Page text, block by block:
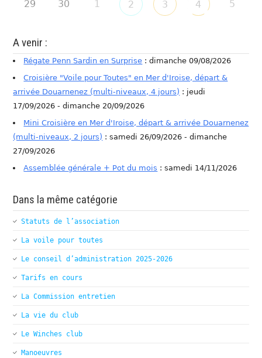
29 30 1 2 3 4 5
A venir :
Régate Penn Sardin en Surprise : dimanche 09/08/2026
Croisière "Voile pour Toutes" en Mer d'Iroise, départ &
arrivée Douarnenez (multi-niveaux, 4 jours) : jeudi
17/09/2026 - dimanche 20/09/2026
Mini Croisière en Mer d'Iroise, départ & arrivée Douarnenez
(multi-niveaux, 2 jours) : samedi 26/09/2026 - dimanche
27/09/2026
Assemblée générale + Pot du mois : samedi 14/11/2026
Dans la même catégorie
Statuts de l’association
La voile pour toutes
Le conseil d’administration 2025-2026
Tarifs en cours
La Commission entretien
La vie du club
Le Winches club
Manoeuvres